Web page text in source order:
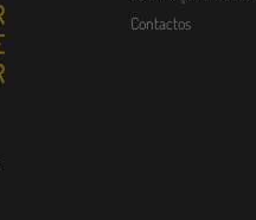
Contactos